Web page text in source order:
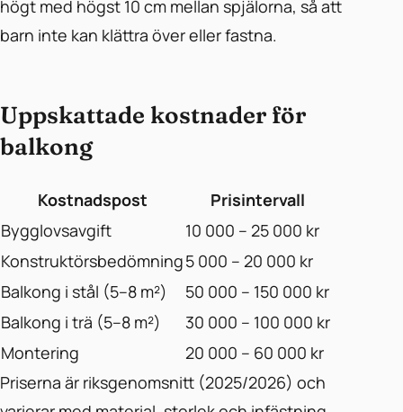
högt med högst 10 cm mellan spjälorna, så att
barn inte kan klättra över eller fastna.
Uppskattade kostnader för
balkong
Kostnadspost
Prisintervall
Bygglovsavgift
10 000 – 25 000 kr
Konstruktörsbedömning5 000 – 20 000 kr
Balkong i stål (5–8 m²)
50 000 – 150 000 kr
Balkong i trä (5–8 m²)
30 000 – 100 000 kr
Montering
20 000 – 60 000 kr
Priserna är riksgenomsnitt (2025/2026) och